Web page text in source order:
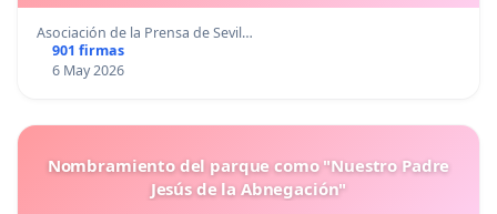
Asociación de la Prensa de Sevil…
901 firmas
6 May 2026
Nombramiento del parque como "Nuestro Padre
Jesús de la Abnegación"